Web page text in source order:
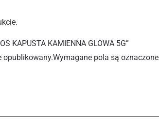
KAPUSTA KAMIENNA GLOWA 5G”
opublikowany.Wymagane pola są oznaczone